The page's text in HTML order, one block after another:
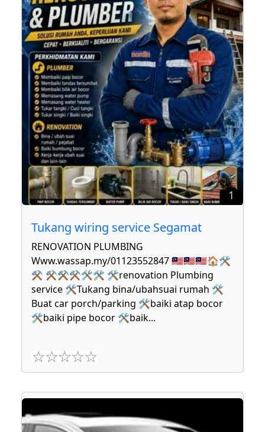
1
Tukang wiring service Segamat
RENOVATION PLUMBING
Www.wassap.my/01123552847 🇲🇾🇲🇾🇲🇾🏠🛠
⚒ ⚒⚒⚒🛠🛠 🛠renovation Plumbing
service 🛠Tukang bina/ubahsuai rumah 🛠
Buat car porch/parking 🛠baiki atap bocor
🛠baiki pipe bocor 🛠baik...